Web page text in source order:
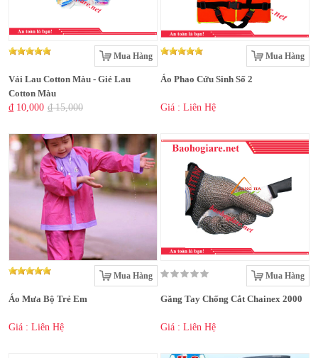
Mua Hàng
Vải Lau Cotton Màu - Giẻ Lau
Cotton Màu
₫ 10,000 ₫ 15,000
Mua Hàng
Áo Phao Cứu Sinh Số 2
Giá : Liên Hệ
Mua Hàng
Áo Mưa Bộ Trẻ Em
Giá : Liên Hệ
Mua Hàng
Găng Tay Chống Cắt Chainex 2000
Giá : Liên Hệ